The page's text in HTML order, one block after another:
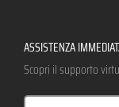
ASSISTENZA
Scopri il supporto